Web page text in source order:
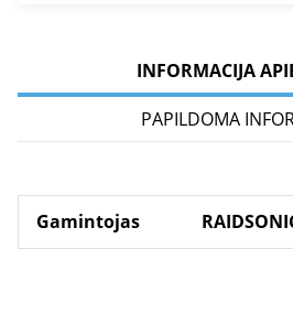
INFORMACIJA
PAPILDOMA
Gamintojas